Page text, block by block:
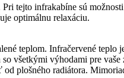
tejto infrakabíne sú
optimálnu relaxáciu.
teplom. Infračervené teplo
všetkými výhodami pre vaše
plošného radiátora.